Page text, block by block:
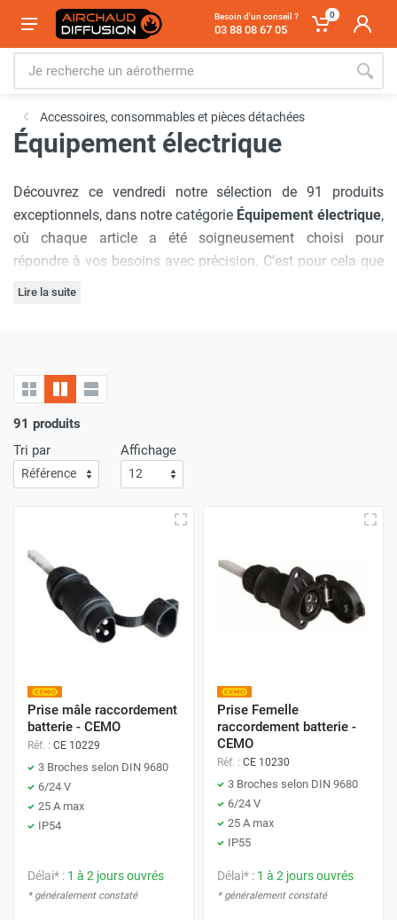
Besoin d'un conseil ?
03 88 08 67 05
0
Accessoires, consommables et pièces détachées
Équipement électrique
Découvrez ce vendredi notre sélection de 91 produits
exceptionnels, dans notre catégorie Équipement électrique,
où chaque article a été soigneusement choisi pour
répondre à vos besoins avec précision. C'est pour cela que
nous avons sélectionné les marques :
inégalées à chaque visite. De plus, nous comprenons
l'importance
pourquoi nous nous assurons que votre commande arrive
à votre porte avecla plus grande efficacité
Faites vos achats sur Airchaud Diffusion pour une
expérience où l'excellence et la vitesse de livraison s'allient
à l'avantage de prix compétitifs.
Lire la suite
91 produits
Tri par
Affichage
Prise mâle raccordement
batterie - CEMO
Réf. : CE 10229
3 Broches selon DIN 9680
6/24 V
25 A max
IP54
Délai* : 1 à 2 jours ouvrés
* généralement constaté
Prise Femelle
raccordement batterie -
CEMO
Réf. : CE 10230
3 Broches selon DIN 9680
6/24 V
25 A max
IP55
Délai* : 1 à 2 jours ouvrés
* généralement constaté